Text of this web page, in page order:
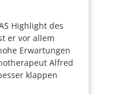
Highlight des
er vor allem
Erwartungen
Alfred
klappen